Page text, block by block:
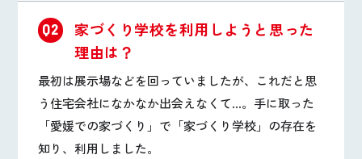
Q2
家づくり学校を利用しようと思った
理由は？
最初は展示場などを回っていましたが、これだと思
う住宅会社になかなか出会えなくて…。手に取った
「愛媛での家づくり」で「家づくり学校」の存在を
知り、利用しました。